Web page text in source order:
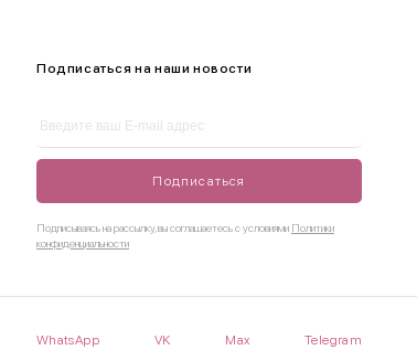
Подписаться на наши новости
Подписаться
Подписываясь на рассылку, вы соглашаетесь с условиями Политики
конфиденциальности
WhatsApp VK Max Telegram